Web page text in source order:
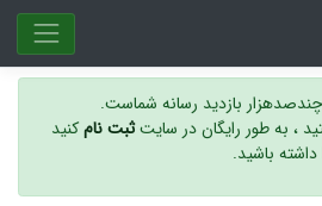
چندصدهزار بازدید رسانه شماست.
، به طور رایگان در سایتثبت نامکنید
باشید.